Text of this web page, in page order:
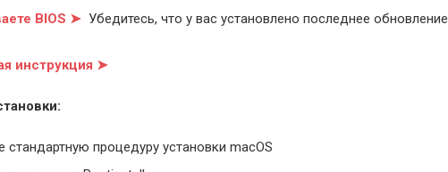
BIOS ➤ Убедитесь, что у вас установлено последнее обновление
инструкция ➤
стандартную процедуру установки macOS